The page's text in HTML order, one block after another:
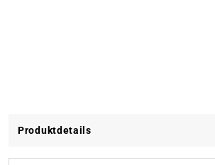
Produktdetails